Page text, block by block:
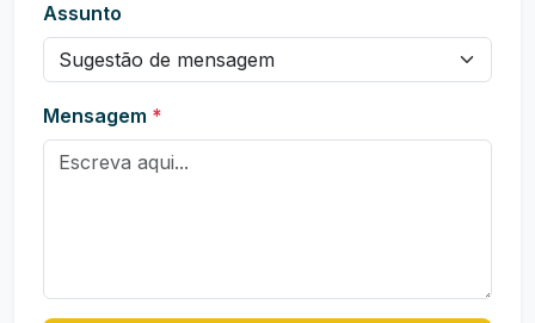
Assunto
Mensagem *